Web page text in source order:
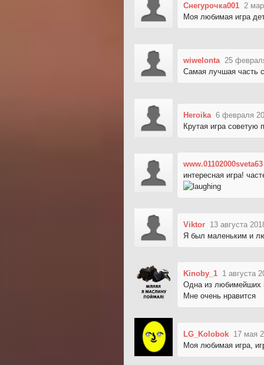
Снегурочка001 2
Моя любимая игра
wiwelonta 25
Самая лучшая часть
Heroika 6 февраля
Крутая игра советую
www.01102000sveta63
интересная игра!
Viktor 13 августа
Я был маленьким и
Kinoby_1 1 августа
Одна из любимейших
Мне очень нравится
LG_Kolobok 17 мая
Моя любимая игра,